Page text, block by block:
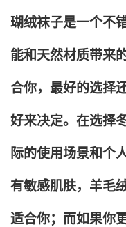
瑚绒袜子是一个不
能和天然材质带来
合你，最好的选择
好来决定。在选择
际的使用场景和个
有敏感肌肤，羊毛
适合你；而如果你